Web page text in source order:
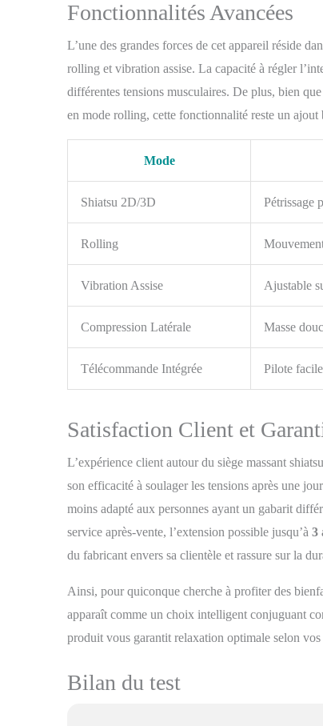
Fonctionnalités Avancées
L’une des grandes forces de cet appareil réside
rolling et vibration assise. La capacité à régler
différentes tensions musculaires. De plus, bien
en mode rolling, cette fonctionnalité reste un
Mode
Shiatsu 2D/3D Pétrissage
Rolling
Vibration Assise Ajustable
Compression Latérale Masse
Télécommande Intégrée Pilote
Satisfaction Client et
L’expérience client autour du siège massant
son efficacité à soulager les tensions après une
moins adapté aux personnes ayant un gabarit
service après-vente, l’extension possible jusqu’à 3
du fabricant envers sa clientèle et rassure sur la
Ainsi, pour quiconque cherche à profiter des
apparaît comme un choix intelligent conjuguant
produit vous garantit relaxation optimale selon vos
Bilan du test